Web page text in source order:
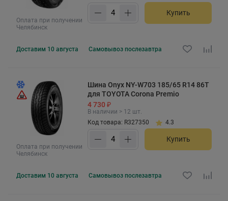
Оплата при получении
Челябинск
Купить
Доставим 10 августа Самовывоз послезавтра
Оплата при получении
Челябинск
Шина Onyx NY-W703 185/65 R14 86T
для TOYOTA Corona Premio
4 730 ₽
В наличии > 12 шт.
Код товара: R327350
4.3
Купить
Доставим 10 августа Самовывоз послезавтра